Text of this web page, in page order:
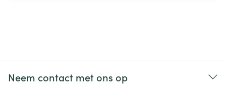
Neem contact met ons op